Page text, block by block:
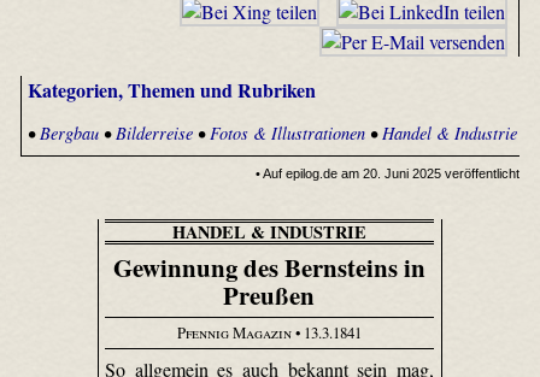
Kategorien, Themen und Rubriken
• Bergbau• Bilderreise• Fotos & Illustrationen• Handel & Industrie
• Auf epilog.de am 20. Juni 2025 veröffentlicht
HANDEL & INDUSTRIE
Gewinnung des Bernsteins in
Preußen
Pfennig Magazin• 13.3.1841
So allgemein es auch bekannt sein mag,